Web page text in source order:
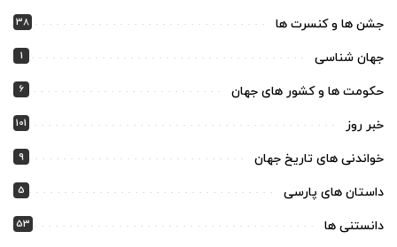
جشن ها و کنسرت ها 38
جهان شناسی 1
حکومت ها و کشور های جهان 6
خبر روز 101
خواندنی های تاریخ جهان 9
داستان های پارسی 5
دانستنی ها 53